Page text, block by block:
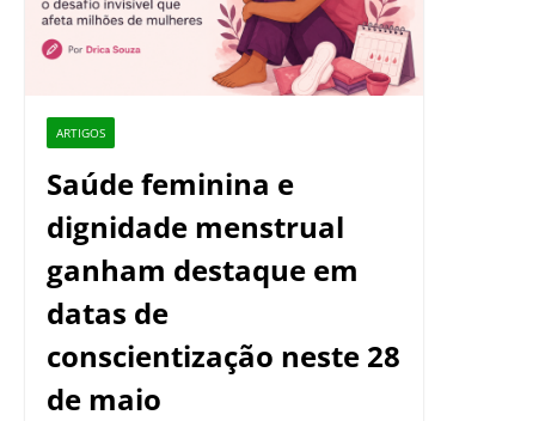
ARTIGOS
Saúde feminina e
dignidade menstrual
ganham destaque em
datas de
conscientização neste 28
de maio